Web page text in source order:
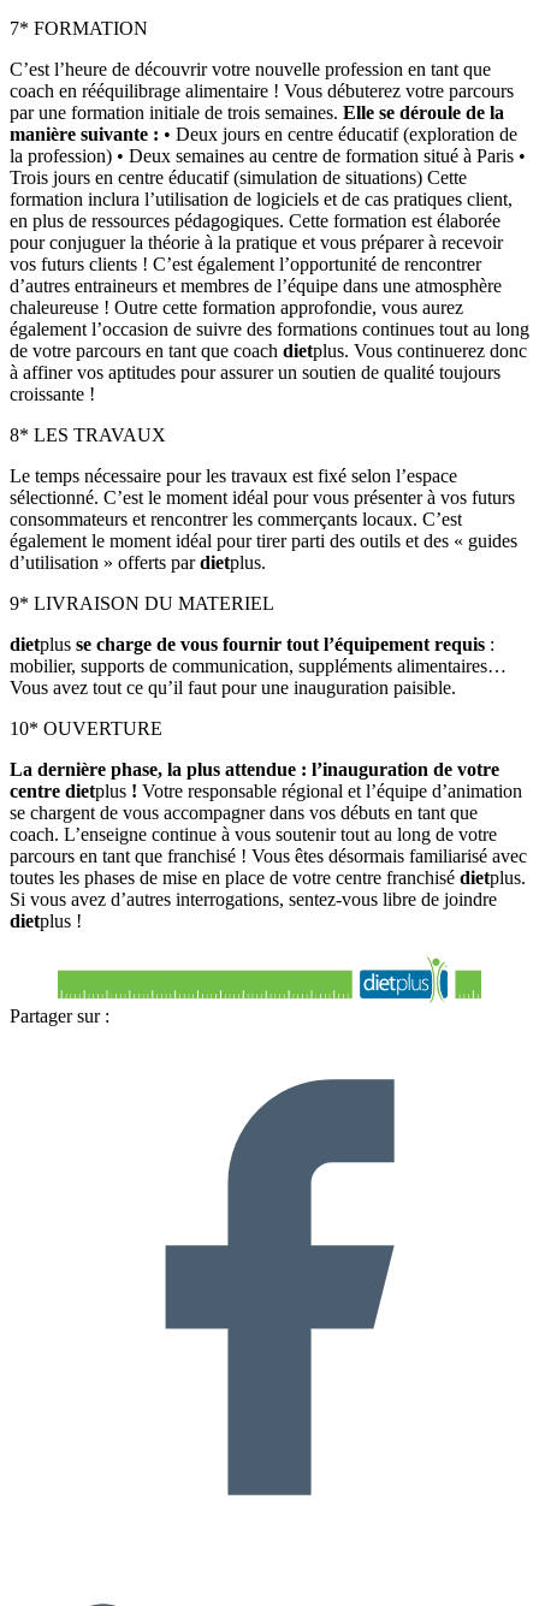
7* FORMATION
C’est l’heure de découvrir votre nouvelle profession en tant que
coach en rééquilibrage alimentaire ! Vous débuterez votre parcours
par une formation initiale de trois semaines. Elle se déroule de la
manière suivante : • Deux jours en centre éducatif (exploration de
la profession) • Deux semaines au centre de formation situé à Paris •
Trois jours en centre éducatif (simulation de situations) Cette
formation inclura l’utilisation de logiciels et de cas pratiques client,
en plus de ressources pédagogiques. Cette formation est élaborée
pour conjuguer la théorie à la pratique et vous préparer à recevoir
vos futurs clients ! C’est également l’opportunité de rencontrer
d’autres entraineurs et membres de l’équipe dans une atmosphère
chaleureuse ! Outre cette formation approfondie, vous aurez
également l’occasion de suivre des formations continues tout au long
de votre parcours en tant que coach dietplus. Vous continuerez donc
à affiner vos aptitudes pour assurer un soutien de qualité toujours
croissante !
8* LES TRAVAUX
Le temps nécessaire pour les travaux est fixé selon l’espace
sélectionné. C’est le moment idéal pour vous présenter à vos futurs
consommateurs et rencontrer les commerçants locaux. C’est
également le moment idéal pour tirer parti des outils et des « guides
d’utilisation » offerts pardietplus.
9* LIVRAISON DU MATERIEL
dietplus se charge de vous fournir tout l’équipement requis :
mobilier, supports de communication, suppléments alimentaires…
Vous avez tout ce qu’il faut pour une inauguration paisible.
10* OUVERTURE
La dernière phase, la plus attendue : l’inauguration de votre
centre dietplus ! Votre responsable régional et l’équipe d’animation
se chargent de vous accompagner dans vos débuts en tant que
coach. L’enseigne continue à vous soutenir tout au long de votre
parcours en tant que franchisé ! Vous êtes désormais familiarisé avec
toutes les phases de mise en place de votre centre franchisé dietplus.
Si vous avez d’autres interrogations, sentez-vous libre de joindre
dietplus !
Partager sur :